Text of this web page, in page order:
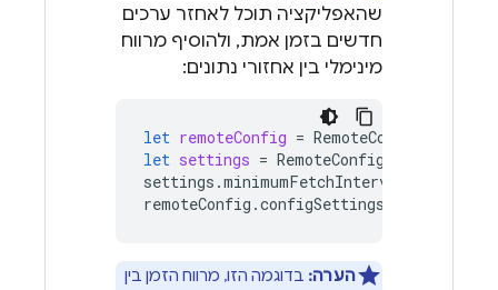
שהאפליקציה תוכל לאחזר ערכים
חדשים בזמן אמת, ולהוסיף מרווח
מינימלי בין אחזורי נתונים:
let remoteConfig = RemoteConfig
let settings = RemoteConfigSettings
settings .minimumFetchInterval
remoteConfig .configSettings
הערה: בדוגמה הזו, מרווח הזמן בין